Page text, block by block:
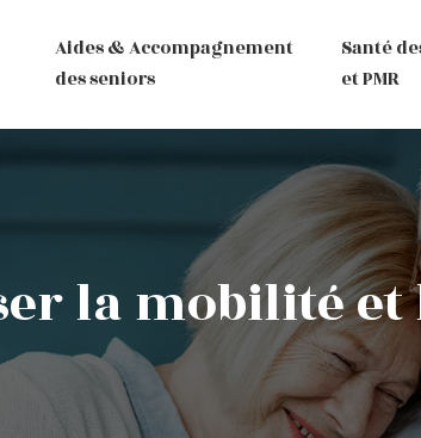
Aides & Accompagnement
des seniors
Santé
et PMR
la mobilité et